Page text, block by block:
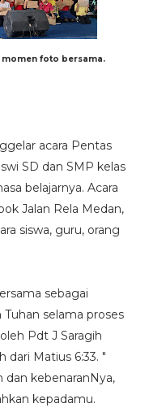
momen foto bersama.
acara Pentas
SD dan SMP kelas
belajarnya. Acara
Jalan Rela Medan,
siswa, guru, orang
sebagai
selama proses
Pdt J Saragih
dari Matius 6:33. "
dan kebenaranNya,
kepadamu.